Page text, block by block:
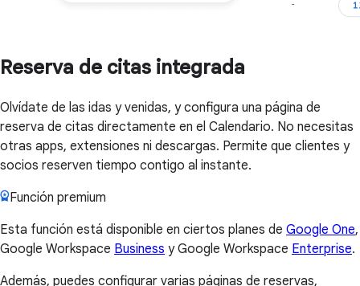
Reserva de citas integrada
Olvídate de las idas y venidas, y configura una página de
reserva de citas directamente en el Calendario. No necesitas
otras apps, extensiones ni descargas. Permite que clientes y
socios reserven tiempo contigo al instante.
Función premium
Esta función está disponible en ciertos planes de Google One,
Google Workspace Business y Google Workspace Enterprise.
Además, puedes configurar varias páginas de reservas,